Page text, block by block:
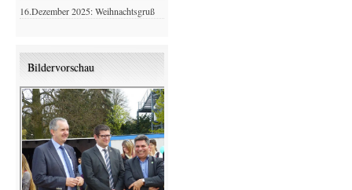
16.Dezember 2025: Weihnachtsgruß
Bildervorschau